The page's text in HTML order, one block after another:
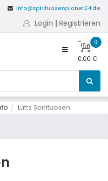
info@spirituosenplanet24.de
Login | Registrieren
0
0,00 €
Lütts Spirituosen